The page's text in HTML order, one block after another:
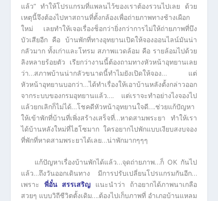
แล้ว” ทำให้โปรแกรมที่แพลนไว้ของเราต้องรวนไปเลย ด้วย
เหตุนี้จึงต้องไปหาสถานที่ตั้งกล้องเพื่อถ่ายภาพทางช้างเผือก
ใหม่ เลยทำให้เจอเรื่องช็อกว่ายิ่งกว่าการไม่ให้ถ่ายภาพที่บึง
บัวเสียอีก คือ บ้านพักที่ทางอุทยานเปิดให้จองออนไลน์มันน่า
กลัวมาก ทั้งเก่าและโทรม สภาพแวดล้อม คือ รายล้อมไปด้วย
ลิงหลายร้อยตัว เรียกว่างานนี้ต้องถามทางหัวหน้าอุทยานเลย
ว่า…สภาพบ้านน่ากลัวขนาดนี้ทำไมยังเปิดให้จอง… แต่
หัวหน้าอุทยานบอกว่า…ได้ทำเรื่องให้เอาบ้านหลังตั้งกล่าวออก
จากระบบของกรมอุทยานแล้ว…. แต่เราจะทำอย่างไงจองไป
แล้วยกเลิกก็ไม่ได้…โชคดีหัวหน้าอุทยานใจดี….ช่วยแก้ปัญหา
ให้เข้าพักที่บ้านที่เพิ่งสร้างเสร็จที่…หาดสามพระยา ทำให้เรา
ได้บ้านหลังใหม่ที่ไฮโซมาก ใครอยากไปพักแบบเงียบสงบจอง
ที่พักที่หาดสามพระยาได้เลย…น่าพักมากๆๆๆ
แก้ปัญหาเรื่องบ้านพักได้แล้ว…จุดถ่ายภาพ…ก็ OK กันไป
แล้ว…ถึงวันออกเดินทาง มีการปรับเปลี่ยนโปรแกรมกันอีก…
เพราะ พี่อั๋น สรรเสริญ แนะนำว่า ถ้าอยากได้ภาพนาเกลือ
สวยๆ แบบวิถีชีวิตตั้งเดิม….ต้องไปเก็บภาพที่ อำเภอบ้านแหลม